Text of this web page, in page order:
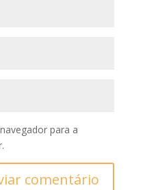
para a
comentário